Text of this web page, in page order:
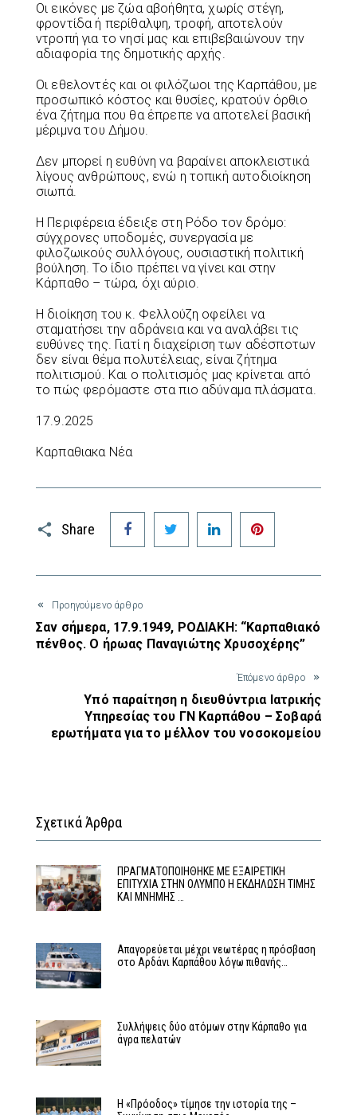
Οι εικόνες με ζώα αβοήθητα, χωρίς στέγη,
φροντίδα ή περίθαλψη, τροφή, αποτελούν
ντροπή για το νησί μας και επιβεβαιώνουν την
αδιαφορία της δημοτικής αρχής.
Οι εθελοντές και οι φιλόζωοι της Καρπάθου, με
προσωπικό κόστος και θυσίες, κρατούν όρθιο
ένα ζήτημα που θα έπρεπε να αποτελεί βασική
μέριμνα του Δήμου.
Δεν μπορεί η ευθύνη να βαραίνει αποκλειστικά
λίγους ανθρώπους, ενώ η τοπική αυτοδιοίκηση
σιωπά.
Η Περιφέρεια έδειξε στη Ρόδο τον δρόμο:
σύγχρονες υποδομές, συνεργασία με
φιλοζωικούς συλλόγους, ουσιαστική πολιτική
βούληση. Το ίδιο πρέπει να γίνει και στην
Κάρπαθο – τώρα, όχι αύριο.
Η διοίκηση του κ. Φελλούζη οφείλει να
σταματήσει την αδράνεια και να αναλάβει τις
ευθύνες της. Γιατί η διαχείριση των αδέσποτων
δεν είναι θέμα πολυτέλειας, είναι ζήτημα
πολιτισμού. Και ο πολιτισμός μας κρίνεται από
το πώς φερόμαστε στα πιο αδύναμα πλάσματα.
17.9.2025
Καρπαθιακα Νέα
Share
Facebook Twitter LinkedIn
Προηγούμενο άρθρο
Σαν σήμερα, 17.9.1949, ΡΟΔΙΑΚΗ: “Καρπαθιακό
πένθος. Ο ήρωας Παναγιώτης Χρυσοχέρης”
Έπόμενο άρθρο
Υπό παραίτηση η διευθύντρια Ιατρικής
Υπηρεσίας του ΓΝ Καρπάθου – Σοβαρά
ερωτήματα για το μέλλον του νοσοκομείου
Σχετικά Άρθρα
ΠΡΑΓΜΑΤΟΠΟΙΗΘΗΚΕ ΜΕ ΕΞΑΙΡΕΤΙΚΗ
ΕΠΙΤΥΧΙΑ ΣΤΗΝ ΟΛΥΜΠΟ Η ΕΚΔΗΛΩΣΗ ΤΙΜΗΣ
ΚΑΙ ΜΝΗΜΗΣ …
Απαγορεύεται μέχρι νεωτέρας η πρόσβαση
στο Αρδάνι Καρπάθου λόγω πιθανής…
Συλλήψεις δύο ατόμων στην Κάρπαθο για
άγρα πελατών
Η «Πρόοδος» τίμησε την ιστορία της –